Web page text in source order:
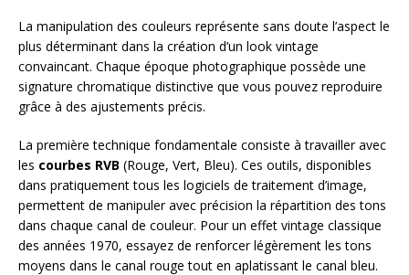
La manipulation des couleurs représente sans doute l’aspect le
plus déterminant dans la création d’un look vintage
convaincant. Chaque époque photographique possède une
signature chromatique distinctive que vous pouvez reproduire
grâce à des ajustements précis.
La première technique fondamentale consiste à travailler avec
les courbes RVB (Rouge, Vert, Bleu). Ces outils, disponibles
dans pratiquement tous les logiciels de traitement d’image,
permettent de manipuler avec précision la répartition des tons
dans chaque canal de couleur. Pour un effet vintage classique
des années 1970, essayez de renforcer légèrement les tons
moyens dans le canal rouge tout en aplatissant le canal bleu.